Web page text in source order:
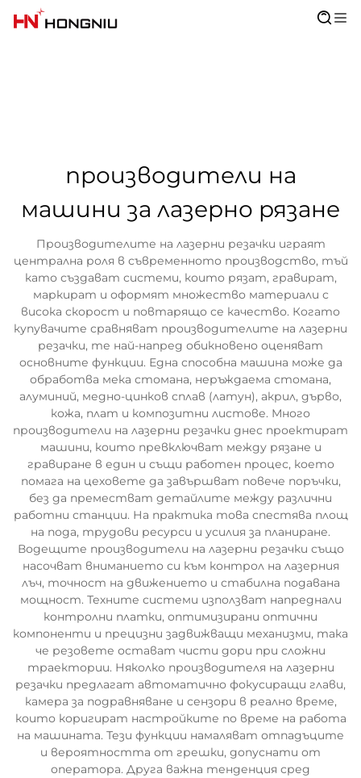
производители на
машини за лазерно рязане
Производителите на лазерни резачки играят
централна роля в съвременното производство, тъй
като създават системи, които рязат, гравират,
маркират и оформят множество материали с
висока скорост и повтарящо се качество. Когато
купувачите сравняват производителите на лазерни
резачки, те най-напред обикновено оценяват
основните функции. Една способна машина може да
обработва мека стомана, неръждаема стомана,
алуминий, медно-цинков сплав (латун), акрил, дърво,
кожа, плат и композитни листове. Много
производители на лазерни резачки днес проектират
машини, които превключват между рязане и
гравиране в един и същи работен процес, което
помага на цеховете да завършват повече поръчки,
без да преместват детайлите между различни
работни станции. На практика това спестява площ
на пода, трудови ресурси и усилия за планиране.
Водещите производители на лазерни резачки също
насочват вниманието си към контрол на лазерния
лъч, точност на движението и стабилна подавана
мощност. Техните системи използват напреднали
контролни платки, оптимизирани оптични
компоненти и прецизни задвижващи механизми, така
че резовете остават чисти дори при сложни
траектории. Няколко производителя на лазерни
резачки предлагат автоматично фокусиращи глави,
камера за подравняване и сензори в реално време,
които коригират настройките по време на работа
на машината. Тези функции намаляват отпадъците
и вероятността от грешки, допуснати от
оператора. Друга важна тенденция сред